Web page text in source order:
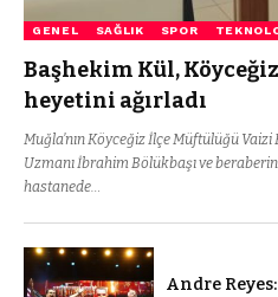
GENEL SAĞLIK SPOR
Başhekim Kül,
heyetini ağırladı
Muğla’nın Köyceğiz İlçe Müftülüğü
Uzmanı İbrahim Bölükbaşı ve
hastanede…
Andre